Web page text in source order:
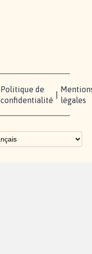
Politique de
confidentialité
légales